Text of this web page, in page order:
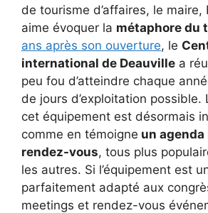
de tourisme d’affaires, le maire,
aime évoquer la métaphore du
ans après son ouverture, le
international de Deauville a
peu fou d’atteindre chaque
de jours d’exploitation possible.
cet équipement est désormais
comme en témoigne un
rendez-vous, tous plus
les autres. Si l’équipement est
parfaitement adapté aux
meetings et rendez-vous